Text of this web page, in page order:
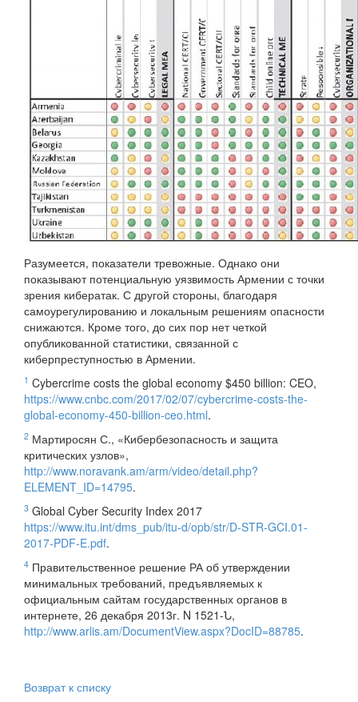
Разумеется, показатели тревожные. Однако они
показывают потенциальную уязвимость Армении с точки
зрения кибератак. С другой стороны, благодаря
самоурегулированию и локальным решениям опасности
снижаются. Кроме того, до сих пор нет четкой
опубликованной статистики, связанной с
киберпреступностью в Армении.
1 Cybercrime costs the global economy $450 billion: CEO,
https://www.cnbc.com/2017/02/07/cybercrime-costs-the-
global-economy-450-billion-ceo.html.
2 Мартиросян С., «Кибербезопасность и защита
критических узлов»,
http://www.noravank.am/arm/video/detail.php?
ELEMENT_ID=14795.
3 Global Cyber Security Index 2017
https://www.itu.int/dms_pub/itu-d/opb/str/D-STR-GCI.01-
2017-PDF-E.pdf.
4 Правительственное решение РА об утверждении
минимальных требований, предъявляемых к
официальным сайтам государственных органов в
интернете, 26 декабря 2013г. N 1521-Ն,
http://www.arlis.am/DocumentView.aspx?DocID=88785.
Возврат к списку